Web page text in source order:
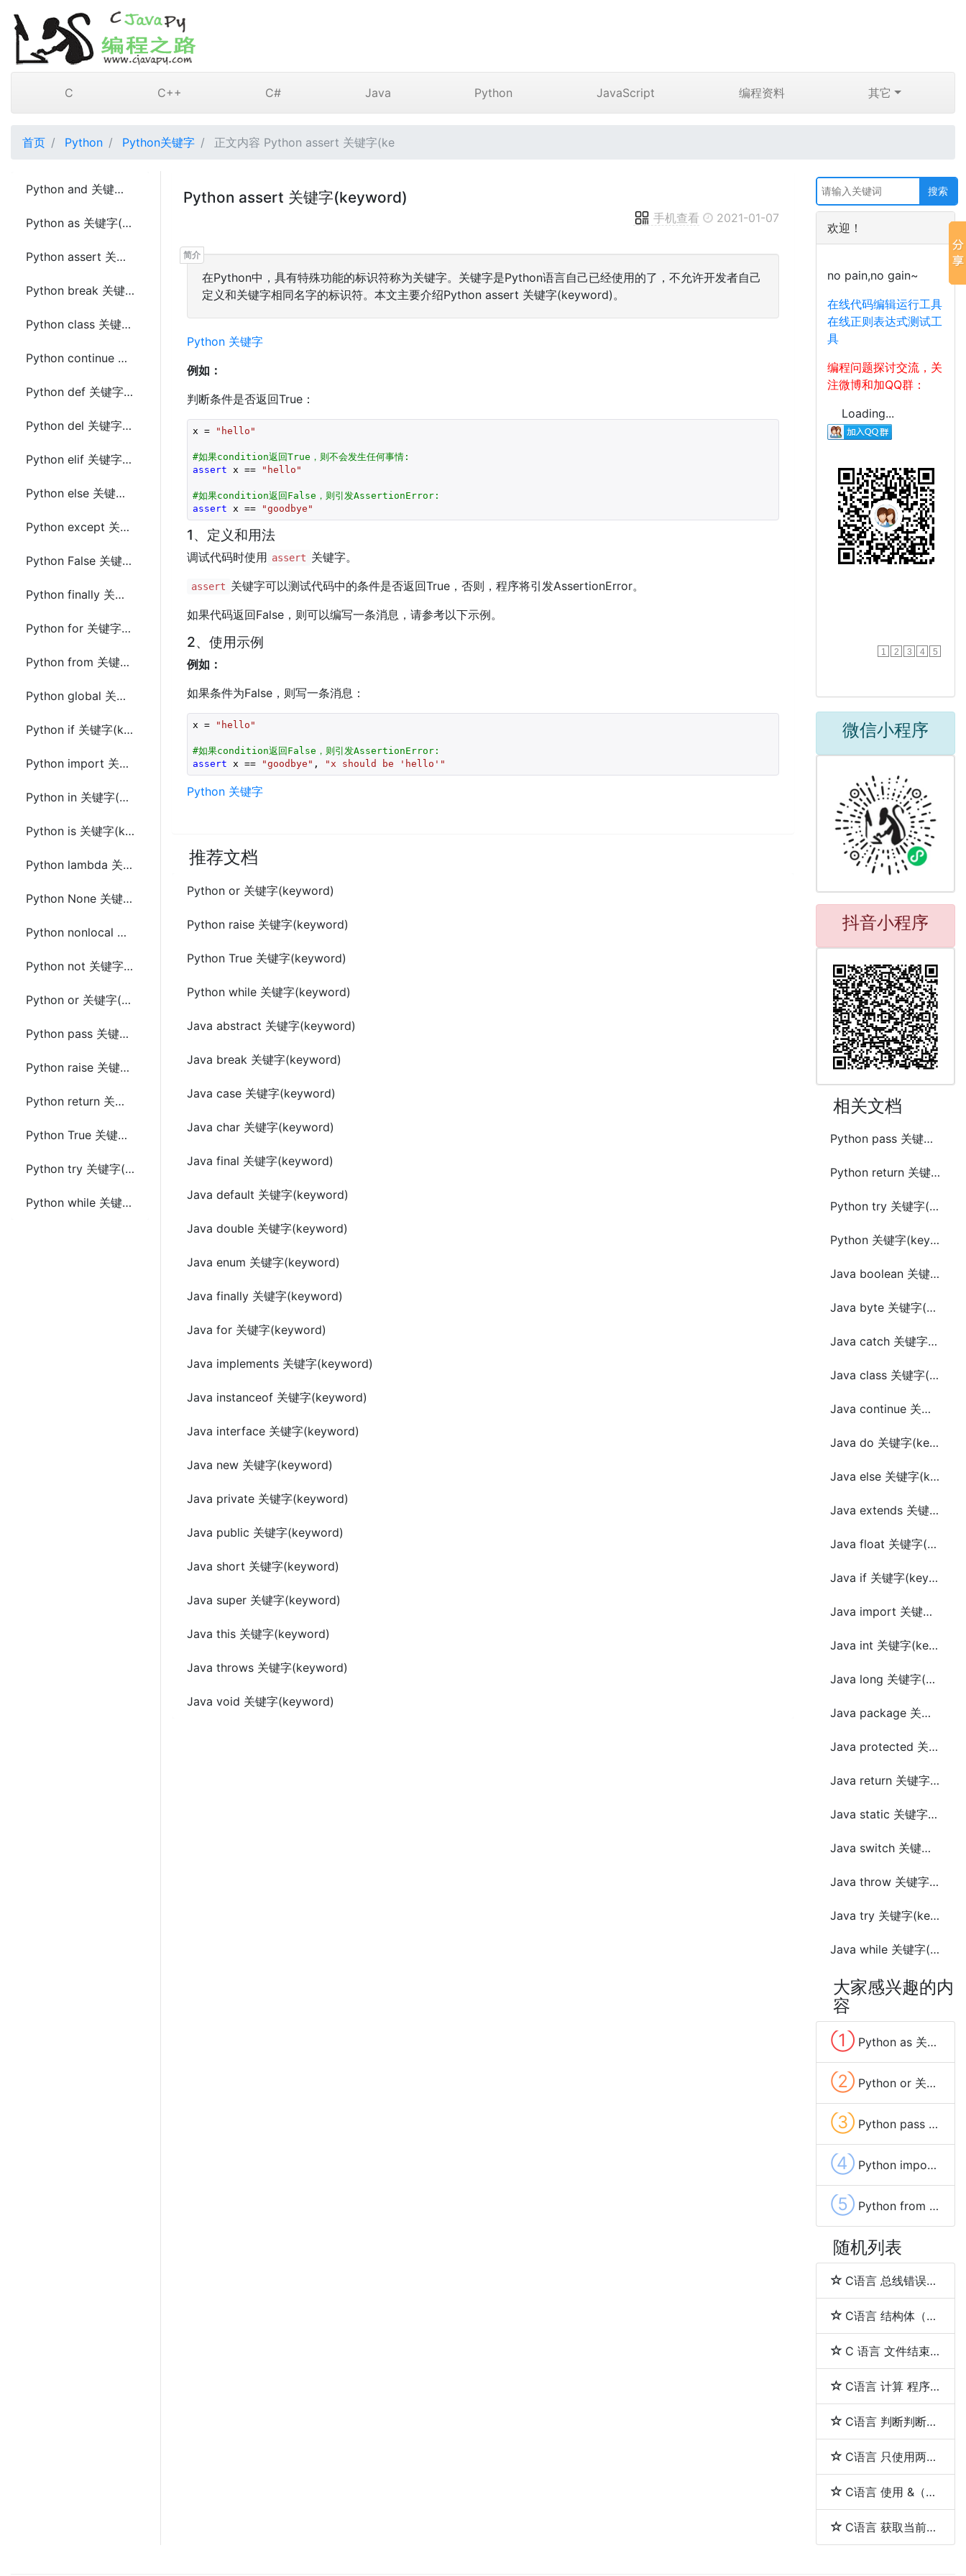
C C++ C# Java Python JavaScript 编程资料 其它
首页 Python Python关键字 正文内容 Python assert 关键字(ke
Python and 关键字(keyword)
Python as 关键字(keyword)
Python assert 关键字(keyword)
Python break 关键字(keyword)
Python class 关键字(keyword)
Python continue 关键字(keyword)
Python def 关键字(keyword)
Python del 关键字(keyword)
Python elif 关键字(keyword)
Python else 关键字(keyword)
Python except 关键字(keyword)
Python False 关键字(keyword)
Python finally 关键字(keyword)
Python for 关键字(keyword)
Python from 关键字(keyword)
Python global 关键字(keyword)
Python if 关键字(keyword)
Python import 关键字(keyword)
Python in 关键字(keyword)
Python is 关键字(keyword)
Python lambda 关键字(keyword)
Python None 关键字(keyword)
Python nonlocal 关键字(keyword)
Python not 关键字(keyword)
Python or 关键字(keyword)
Python pass 关键字(keyword)
Python raise 关键字(keyword)
Python return 关键字(keyword)
Python True 关键字(keyword)
Python try 关键字(keyword)
Python while 关键字(keyword)
Python assert 关键字(keyword)
手机查看 2021-01-07
在Python中，具有特殊功能的标识符称为关键字。关键字是Python语言自己已经使用的了，不允许开发者自己
定义和关键字相同名字的标识符。本文主要介绍Python assert 关键字(keyword)。
Python 关键字
例如：
判断条件是否返回True：
x = "hello"
#如果condition返回True，则不会发生任何事情:
assert x == "hello"
#如果condition返回False，则引发AssertionError:
assert x == "goodbye"
1、定义和用法
调试代码时使用 assert 关键字。
assert 关键字可以测试代码中的条件是否返回True，否则，程序将引发AssertionError。
如果代码返回False，则可以编写一条消息，请参考以下示例。
2、使用示例
例如：
如果条件为False，则写一条消息：
x = "hello"
#如果condition返回False，则引发AssertionError:
assert x == "goodbye" , "x should be 'hello'"
Python 关键字
推荐文档
Python or 关键字(keyword)
Python raise 关键字(keyword)
Python True 关键字(keyword)
Python while 关键字(keyword)
Java abstract 关键字(keyword)
Java break 关键字(keyword)
Java case 关键字(keyword)
Java char 关键字(keyword)
Java final 关键字(keyword)
Java default 关键字(keyword)
Java double 关键字(keyword)
Java enum 关键字(keyword)
Java finally 关键字(keyword)
Java for 关键字(keyword)
Java implements 关键字(keyword)
Java instanceof 关键字(keyword)
Java interface 关键字(keyword)
Java new 关键字(keyword)
Java private 关键字(keyword)
Java public 关键字(keyword)
Java short 关键字(keyword)
Java super 关键字(keyword)
Java this 关键字(keyword)
Java throws 关键字(keyword)
Java void 关键字(keyword)
欢迎！
no pain,no gain~
在线代码编辑运行工具
在线正则表达式测试工
具
编程问题探讨交流，关
注微博和加QQ群：
Loading...
1 2 3 4 5
微信小程序
抖音小程序
相关文档
Python pass 关键字(keyword)
Python return 关键字(keyword)
Python try 关键字(keyword)
Python 关键字(keyword) 参数
Java boolean 关键字(keyword)
Java byte 关键字(keyword)
Java catch 关键字(keyword)
Java class 关键字(keyword)
Java continue 关键字(keyword)
Java do 关键字(keyword)
Java else 关键字(keyword)
Java extends 关键字(keyword)
Java float 关键字(keyword)
Java if 关键字(keyword)
Java import 关键字(keyword)
Java int 关键字(keyword)
Java long 关键字(keyword)
Java package 关键字(keyword)
Java protected 关键字(keyword)
Java return 关键字(keyword)
Java static 关键字(keyword)
Java switch 关键字(keyword)
Java throw 关键字(keyword)
Java try 关键字(keyword)
Java while 关键字(keyword)
大家感兴趣的内
容
① Python as 关键字(keyword)
② Python or 关键字(keyword)
③ Python pass 关键字(keyword)
④ Python import 关键字(keyword)
⑤ Python from 关键字(keyword)
随机列表
C语言 总线错误（bus error）与段错误（segmentation fault）
C语言 结构体（struct）和联合体（union）的区别
C 语言 文件结束（EOF）
C语言 计算 程序的执行时间
C语言 判断判断用户输入的是否是一个整数
C语言 只使用两个指针反转一个单向链表
C语言 使用 &（取地址符）和 *（解引用符）
C语言 获取当前工作目录